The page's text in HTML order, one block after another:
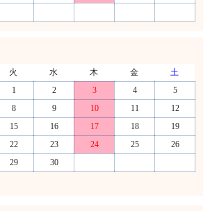
火 水 木 金
土
1
2 3 4
5
8 9 10 11
12
15 16 17 18
19
22 23 24 25
26
29 30